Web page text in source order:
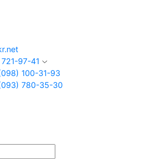
97-41
100-31-93
780-35-30